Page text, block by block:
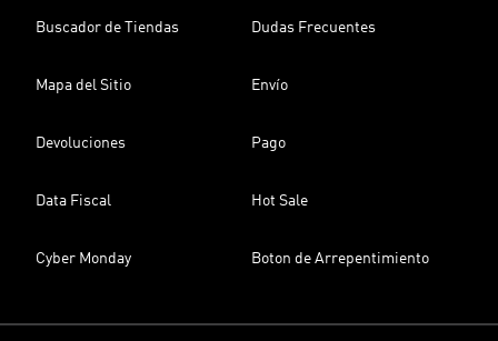
Buscador de Tiendas Dudas Frecuentes
Mapa del Sitio Envío
Devoluciones Pago
Data Fiscal Hot Sale
Cyber Monday Boton de Arrepentimiento